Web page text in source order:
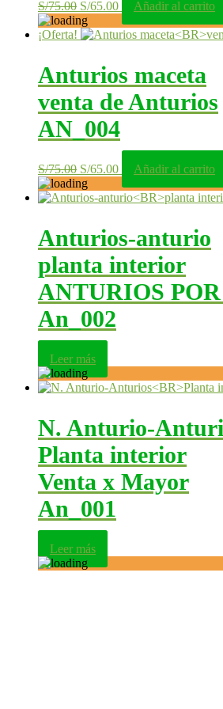
S/75.00 El
precio
original
S/65.00El
actual
Añadir al carrito
¡Oferta!
Anturios maceta
venta de Anturios
AN_004
S/75.00 El
precio
original
S/65.00El
actual
Añadir al carrito
Anturios-anturio
planta interior
ANTURIOS
An_002
Leer más
N. Anturio-
Planta interior
Venta x Mayor
An_001
Leer más